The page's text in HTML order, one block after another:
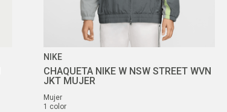
NIKE
CHAQUETA NIKE W NSW STREET WVN
JKT MUJER
mujer
1 color